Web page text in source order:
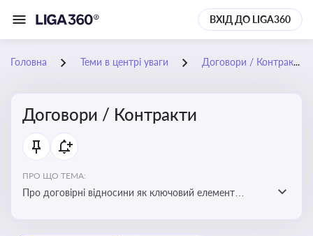
ВХІД ДО LIGA360
Головна Теми в центрі уваги Договори / Контракти
Договори / Контракти
ПРО ЩО ТЕМА:
Про договірні відносини як ключовий елемент